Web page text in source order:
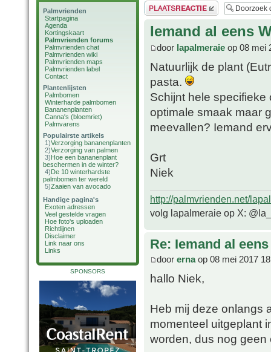
Palmvrienden
Startpagina
Agenda
Kortingskaart
Palmvrienden forums
Palmvrienden chat
Palmvrienden wiki
Palmvrienden maps
Palmvrienden label
Contact
Plantenlijsten
Palmbomen
Winterharde palmbomen
Bananenplanten
Canna's (bloemriet)
Palmvarens
Populairste artikels
1)Verzorging bananenplanten
2)Verzorging van palmen
3)Hoe een bananenplant
beschermen in de winter?
4)De 10 winterhardste
palmbomen ter wereld
5)Zaaien van avocado
Handige pagina's
Exoten adressen
Veel gestelde vragen
Hoe foto's uploaden
Richtlijnen
Disclaimer
Link naar ons
Links
SPONSORS
Plaats een reactie
Iemand al eens
door lapalmeraie op 08 mei
Natuurlijk de plant
pasta.
Schijnt hele
optimale smaak maar
meevallen? Iemand
Grt
Niek
http://palmvrienden.net/
volg lapalmeraie op X:
Re: Iemand al
door ernaop 08 mei 2017
hallo Niek,
Heb mij deze onlangs
momenteel uitgeplant
worden, dus nog geen